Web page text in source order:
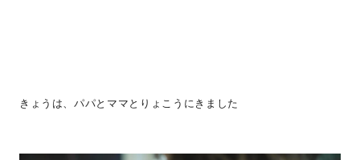
きょうは、パパとママとりょこうにきました